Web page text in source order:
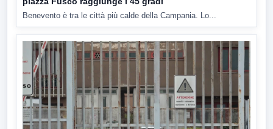
Benevento è tra le città più calde della Campania. Lo...